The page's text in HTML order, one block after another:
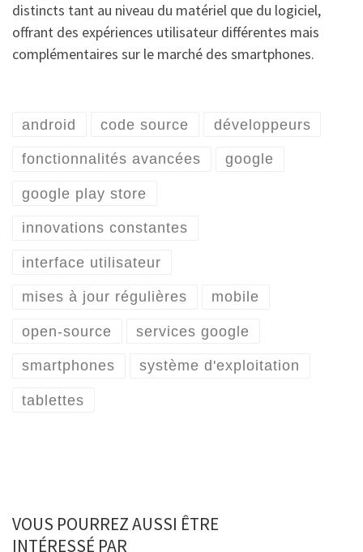
distincts tant au niveau du matériel que du logiciel,
offrant des expériences utilisateur différentes mais
complémentaires sur le marché des smartphones.
android code source développeurs
fonctionnalités avancées google
google play store
innovations constantes
interface utilisateur
mises à jour régulières mobile
open-source services google
smartphones système d'exploitation
tablettes
VOUS POURREZ AUSSI ÊTRE
INTÉRESSÉ PAR